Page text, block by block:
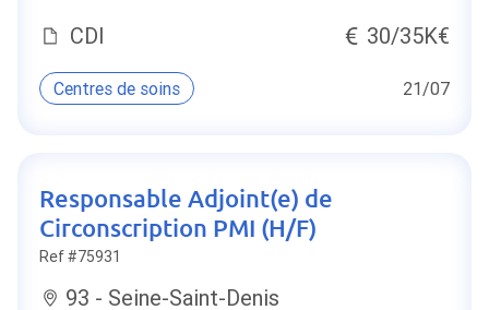
CDI
30/35K€
Centres de soins 21/07
Responsable Adjoint(e) de
Circonscription PMI (H/F)
Ref #75931
93 - Seine-Saint-Denis